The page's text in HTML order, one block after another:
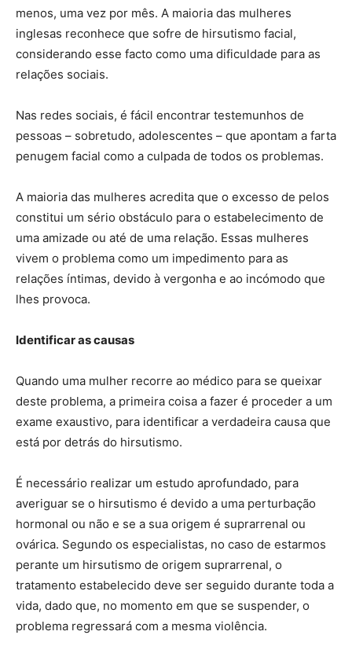
menos, uma vez por mês. A maioria das mulheres
inglesas reconhece que sofre de hirsutismo facial,
considerando esse facto como uma dificuldade para as
relações sociais.
Nas redes sociais, é fácil encontrar testemunhos de
pessoas – sobretudo, adolescentes – que apontam a farta
penugem facial como a culpada de todos os problemas.
A maioria das mulheres acredita que o excesso de pelos
constitui um sério obstáculo para o estabelecimento de
uma amizade ou até de uma relação. Essas mulheres
vivem o problema como um impedimento para as
relações íntimas, devido à vergonha e ao incómodo que
lhes provoca.
Identificar as causas
Quando uma mulher recorre ao médico para se queixar
deste problema, a primeira coisa a fazer é proceder a um
exame exaustivo, para identificar a verdadeira causa que
está por detrás do hirsutismo.
É necessário realizar um estudo aprofundado, para
averiguar se o hirsutismo é devido a uma perturbação
hormonal ou não e se a sua origem é suprarrenal ou
ovárica. Segundo os especialistas, no caso de estarmos
perante um hirsutismo de origem suprarrenal, o
tratamento estabelecido deve ser seguido durante toda a
vida, dado que, no momento em que se suspender, o
problema regressará com a mesma violência.